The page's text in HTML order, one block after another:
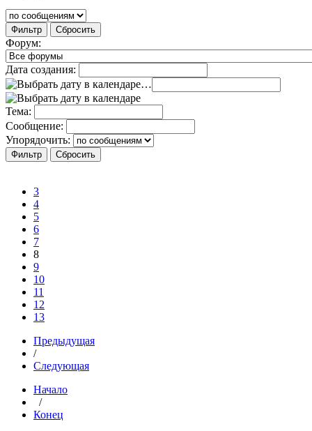
Фильтр Сбросить
Форум:
Дата создания:
…
Тема:
Сообщение:
Упорядочить:
3
4
5
6
7
8
9
10
11
12
13
Предыдущая
/
Следующая
Начало
/
Конец